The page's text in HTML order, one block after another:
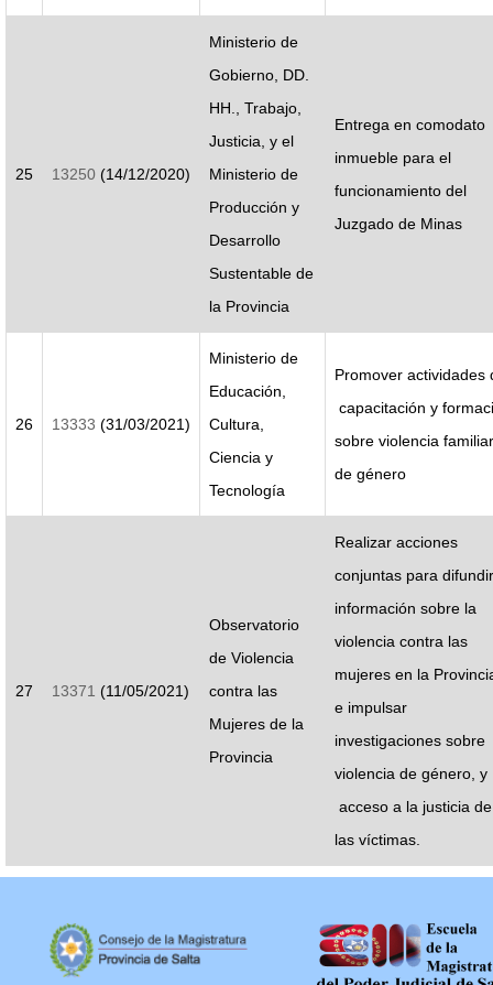
25 13250 (14/12/2020)
Ministerio de
Gobierno, DD.
HH., Trabajo,
Justicia, y el
Ministerio de
Producción y
Desarrollo
Sustentable de
la Provincia
Entrega en comodato
inmueble para el
funcionamiento del
Juzgado de Minas
26 13333 (31/03/2021)
Ministerio de
Educación,
Cultura,
Ciencia y
Tecnología
Promover actividades
capacitación y
sobre violencia
de género
27 13371 (11/05/2021)
Observatorio
de Violencia
contra las
Mujeres de la
Provincia
Realizar acciones
conjuntas para difundir
información sobre la
violencia contra las
mujeres en la
e impulsar
investigaciones sobre
violencia de género, y
acceso a la justicia de
las víctimas.